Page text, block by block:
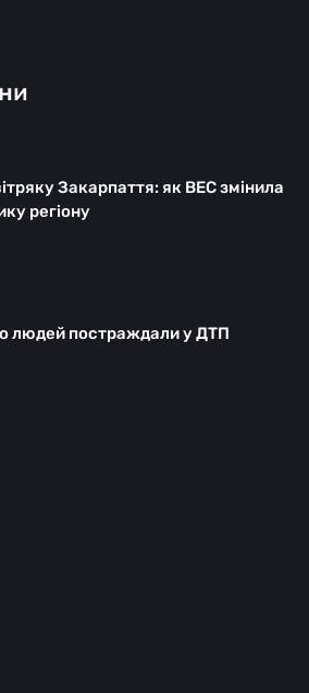
Закарпаття: як ВЕС змінила
регіону
людей постраждали у ДТП